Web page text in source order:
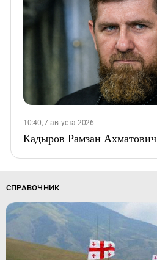
10:40, 7 августа 2026
Кадыров Рамзан Ахматович
СПРАВОЧНИК